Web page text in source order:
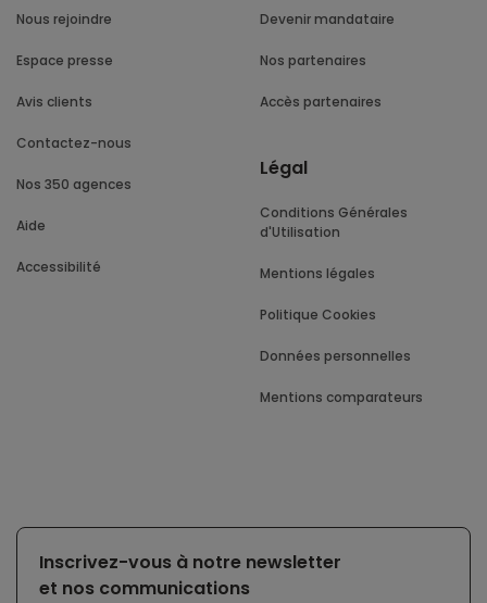
Nous rejoindre
Espace presse
Avis clients
Contactez-nous
Nos 350 agences
Aide
Accessibilité
Devenir mandataire
Nos partenaires
Accès partenaires
Légal
Conditions Générales
d'Utilisation
Mentions légales
Politique Cookies
Données personnelles
Mentions comparateurs
Inscrivez-vous à notre newsletter
et nos communications